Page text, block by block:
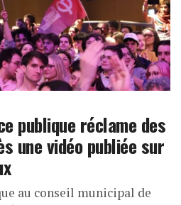
publique réclame des
une vidéo publiée sur
au conseil municipal de